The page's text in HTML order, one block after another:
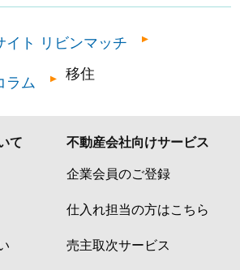
イト リビンマッチ
ラム
移住
て 不動産会社向けサービス
企業会員のご登録
仕入れ担当の方はこちら
売主取次サービス